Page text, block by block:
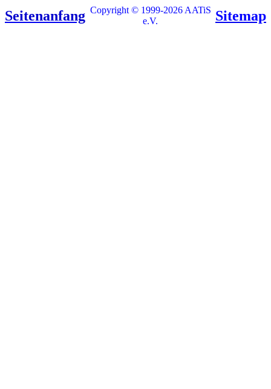
Seitenanfang Copyright © 1999-2026 AATiS
e.V.
Sitemap